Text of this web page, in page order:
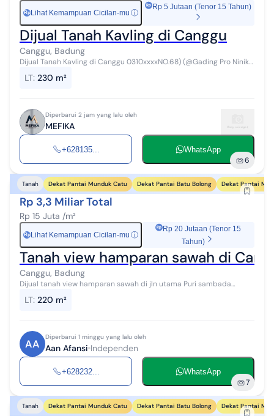
Rp Lihat Kemampuan Cicilan-mu ⓘ
Rp 5 Jutaan (Tenor 15 Tahun)
Dijual Tanah Kavling di Canggu
Canggu, Badung
Dijual Tanah Kavling di Canggu 0310xxxxNO.68) (@Gading Pro Ninik)
: Ba...
LT: 230 m²
Diperbarui 2 jam yang lalu oleh
MEFIKA
+628135... WhatsApp
6
Tanah Dekat Pantai Munduk Catu Dekat Pantai Batu Bolong Dekat Pantai
Rp 3,3 Miliar Total
Rp 15 Juta /m²
Rp Lihat Kemampuan Cicilan-mu ⓘ
Rp 20 Jutaan (Tenor 15
Tahun)
Tanah view hamparan sawah di
Canggu, Badung
Dijual tanah view hamparan sawah di jln utama Puri sambada
jalan 7 meter - hadap s...
LT: 220 m²
AA
Diperbarui 1 minggu yang lalu oleh
Aan Afansi Independen
+628232... WhatsApp
7
Tanah Dekat Pantai Munduk Catu Dekat Pantai Batu Bolong Dekat Pantai